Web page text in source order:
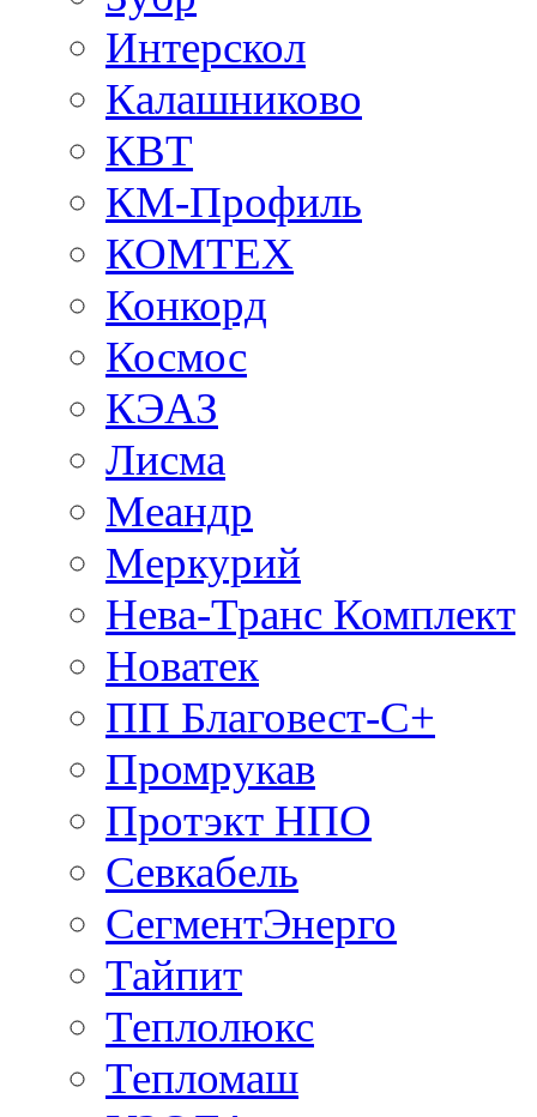
Интерскол
Калашниково
КВТ
КМ-Профиль
КОМТЕХ
Конкорд
Космос
КЭАЗ
Лисма
Меандр
Меркурий
Нева-Транс Комплект
Новатек
ПП Благовест-С+
Промрукав
Протэкт НПО
Севкабель
СегментЭнерго
Тайпит
Теплолюкс
Тепломаш